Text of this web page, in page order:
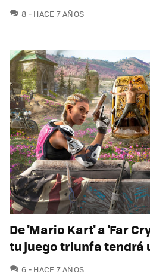
8 COMENTARIOS
HACE 7 AÑOS
De 'Mario Kart' a 'Far
tu juego triunfa tendrá
6 COMENTARIOS
HACE 7 AÑOS